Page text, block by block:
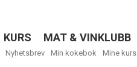
KURS MAT & VINKLUBB
Nyhetsbrev Min kokebok Mine kurs